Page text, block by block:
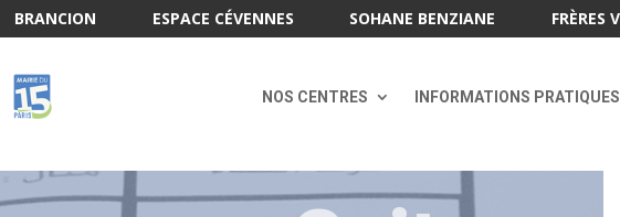
BRANCION ESPACE CÉVENNES SOHANE BENZIANE FRÈRES
NOS CENTRES INFORMATIONS PRATIQUES